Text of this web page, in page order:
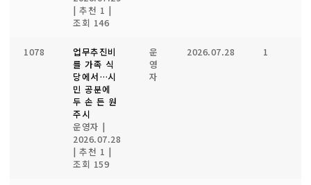
| 추천 1 |
조회 146
1078
업무추진비
를 가족 식
당에서…시
민 공분에
두 손 든 원
주시
운영자 |
2026.07.28
| 추천 1 |
조회 159
운
영
자
2026.07.28 1